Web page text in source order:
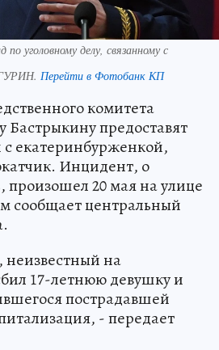
уголовному делу, связанному с
Перейти в Фотобанк КП
комитета
Бастрыкину предоставят
с екатеринбурженкой,
Инцидент, о
произошел 20 мая на улице
сообщает центральный
на
17-летнюю девушку и
пострадавшей
- передает